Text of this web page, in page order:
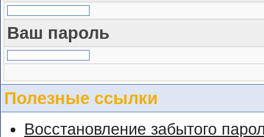
Ваш пароль
Полезные ссылки
Восстановление забытого